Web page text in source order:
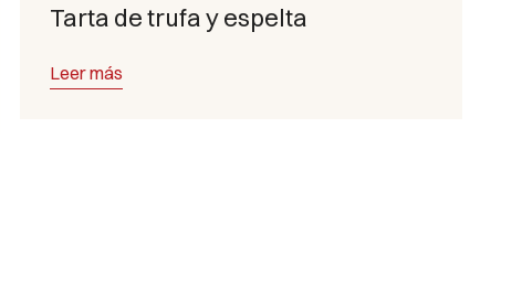
Tarta de trufa y espelta
Leer más